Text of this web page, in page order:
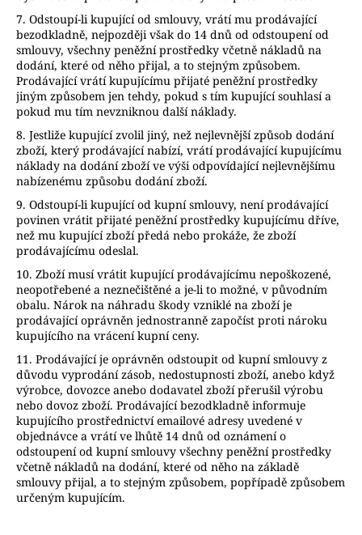
7. Odstoupí-li kupující od smlouvy, vrátí mu prodávající
bezodkladně, nejpozději však do 14 dnů od odstoupení od
smlouvy, všechny peněžní prostředky včetně nákladů na
dodání, které od něho přijal, a to stejným způsobem.
Prodávající vrátí kupujícímu přijaté peněžní prostředky
jiným způsobem jen tehdy, pokud s tím kupující souhlasí a
pokud mu tím nevzniknou další náklady.
8. Jestliže kupující zvolil jiný, než nejlevnější způsob dodání
zboží, který prodávající nabízí, vrátí prodávající kupujícímu
náklady na dodání zboží ve výši odpovídající nejlevnějšímu
nabízenému způsobu dodání zboží.
9. Odstoupí-li kupující od kupní smlouvy, není prodávající
povinen vrátit přijaté peněžní prostředky kupujícímu dříve,
než mu kupující zboží předá nebo prokáže, že zboží
prodávajícímu odeslal.
10. Zboží musí vrátit kupující prodávajícímu nepoškozené,
neopotřebené a neznečištěné a je-li to možné, v původním
obalu. Nárok na náhradu škody vzniklé na zboží je
prodávající oprávněn jednostranně započíst proti nároku
kupujícího na vrácení kupní ceny.
11. Prodávající je oprávněn odstoupit od kupní smlouvy z
důvodu vyprodání zásob, nedostupnosti zboží, anebo když
výrobce, dovozce anebo dodavatel zboží přerušil výrobu
nebo dovoz zboží. Prodávající bezodkladně informuje
kupujícího prostřednictví emailové adresy uvedené v
objednávce a vrátí ve lhůtě 14 dnů od oznámení o
odstoupení od kupní smlouvy všechny peněžní prostředky
včetně nákladů na dodání, které od něho na základě
smlouvy přijal, a to stejným způsobem, popřípadě způsobem
určeným kupujícím.